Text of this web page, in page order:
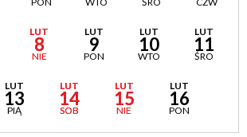
LUT
8
NIE
LUT
9
PON
LUT
10
WTO
LUT
11
ŚRO
LUT
13
PIĄ
LUT
14
SOB
LUT
15
NIE
LUT
16
PON